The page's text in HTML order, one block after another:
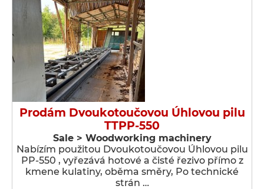
Prodám Dvoukotoučovou Úhlovou pilu
TTPP-550
Sale > Woodworking machinery
Nabízím použitou Dvoukotoučovou Úhlovou pilu
PP-550 , vyřezává hotové a čisté řezivo přímo z
kmene kulatiny, oběma směry, Po technické
strán …